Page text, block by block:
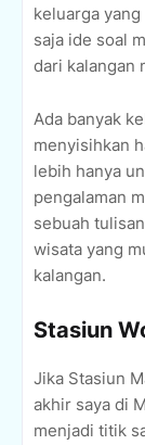
keluarga
saja ide soal
dari kalangan
Ada banyak
menyisihkan
lebih hanya
pengalaman
sebuah
wisata yang
kalangan.
Stasiun
Jika Stasiun
akhir saya di
menjadi titik